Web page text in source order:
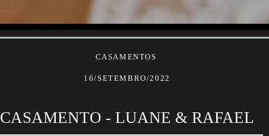
CASAMENTOS
16/SETEMBRO/2022
CASAMENTO - LUANE & RAFAEL